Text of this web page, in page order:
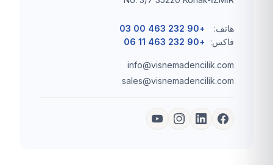
هاتف:
+90 232 463 00 03
فاكس:
+90 232 463 11 06
info@visnemadencilik.com
sales@visnemadencilik.com